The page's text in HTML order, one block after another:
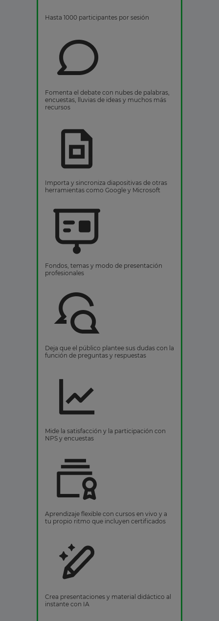
Hasta 1000 participantes por sesión
Fomenta el debate con nubes de palabras,
encuestas, lluvias de ideas y muchos más
recursos
Importa y sincroniza diapositivas de otras
herramientas como Google y Microsoft
Fondos, temas y modo de presentación
profesionales
Deja que el público plantee sus dudas con la
función de preguntas y respuestas
Mide la satisfacción y la participación con
NPS y encuestas
Aprendizaje flexible con cursos en vivo y a
tu propio ritmo que incluyen certificados
Crea presentaciones y material didáctico al
instante con IA